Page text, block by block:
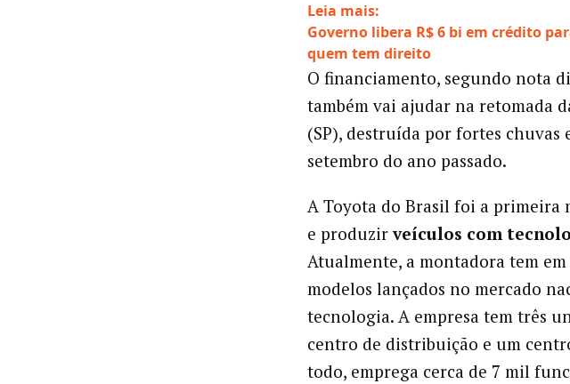
Leia mais:
Governo libera R$ 6 bi em crédito
quem tem direito:
Toyota
recebe
R$
500
milhões
BNDES
para
acelerar
projetos
de
veículos
híbridos
flex
O financiamento, segundo nota
também vai ajudar na retomada
(SP), destruída por fortes chuvas
setembro do ano passado.
A Toyota do Brasil foi a primeira
e produzirveículos com
Atualmente, a montadora tem
modelos lançados no mercado
tecnologia. A empresa tem três
centro de distribuição e um
todo, emprega cerca de 7 mil